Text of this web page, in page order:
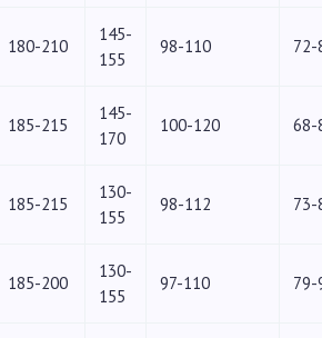
180-210
145-
155
98-110 72-
185-215
145-
170
100-120 68-
185-215
130-
155
98-112 73-
185-200
130-
155
97-110 79-